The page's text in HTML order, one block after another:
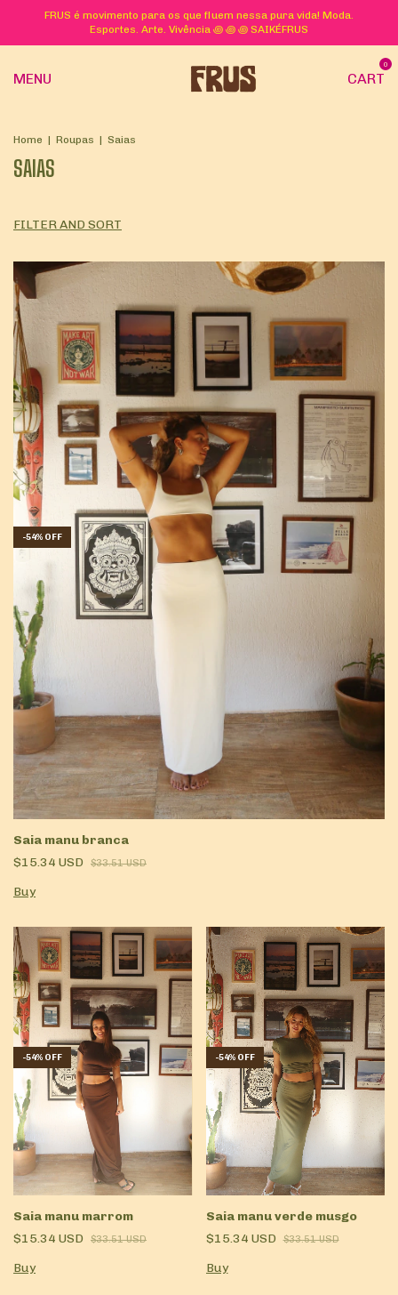
FRUS é movimento para os que fluem nessa pura vida! Moda.
Esportes. Arte. Vivência ꩜ ꩜ ꩜ SAIKÉFRUS
MENU CART
0
Home | Roupas | Saias
SAIAS
FILTER AND SORT
-54% OFF
Saia manu branca
$15.34 USD
$33.51 USD
Buy
-54% OFF
Saia manu marrom
$15.34 USD
$33.51 USD
Buy
-54% OFF
Saia manu verde musgo
$15.34 USD
$33.51 USD
Buy